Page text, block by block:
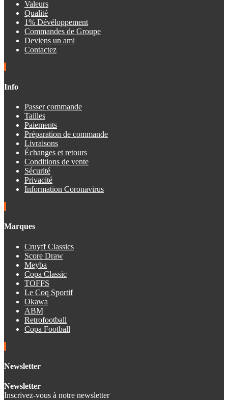
Valeurs
Qualité
1% Dévéloppement
Commandes de Groupe
Deviens un ami
Contactez
Info
Passer commande
Tailles
Paiements
Préparation de commande
Livraisons
Échanges et retours
Conditions de vente
Sécurité
Privacité
Information Coronavirus
Marques
Cruyff Classics
Score Draw
Meyba
Copa Classic
TOFFS
Le Coq Sportif
Okawa
ABM
Retrofootball
Copa Football
Newsletter
Newsletter
Inscrivez-vous à notre newsletter